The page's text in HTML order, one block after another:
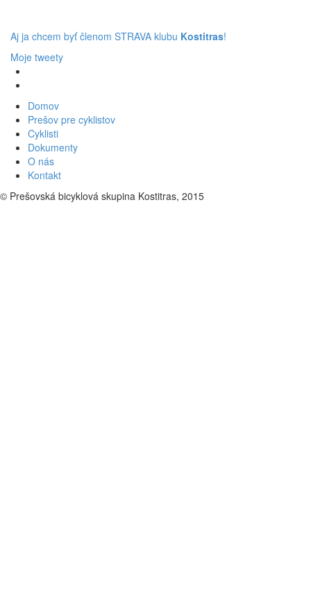
Aj ja chcem byť členom STRAVA klubu Kostitras!
Moje tweety
Domov
Prešov pre cyklistov
Cyklisti
Dokumenty
O nás
Kontakt
© Prešovská bicyklová skupina Kostitras, 2015